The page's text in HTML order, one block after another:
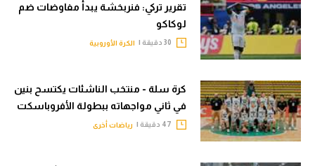
تقرير تركي: فنربخشة يبدأ مفاوضات ضم
لوكاكو
الكرة الأوروبية
كرة سلة - منتخب الناشئات يكتسح بنين
في ثاني مواجهاته ببطولة الأفروباسكت
رياضات أخرى